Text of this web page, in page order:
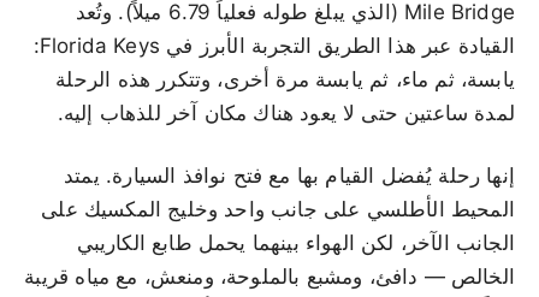
Mile Bridge (الذي يبلغ طوله فعلياً 6.79 ميلاً). وتُعد
القيادة عبر هذا الطريق التجربة الأبرز في Florida Keys:
يابسة، ثم ماء، ثم يابسة مرة أخرى، وتتكرر هذه الرحلة
لمدة ساعتين حتى لا يعود هناك مكان آخر للذهاب إليه.
إنها رحلة يُفضل القيام بها مع فتح نوافذ السيارة. يمتد
المحيط الأطلسي على جانب واحد وخليج المكسيك على
الجانب الآخر، لكن الهواء بينهما يحمل طابع الكاريبي
الخالص — دافئ، ومشبع بالملوحة، ومنعش، مع مياه قريبة